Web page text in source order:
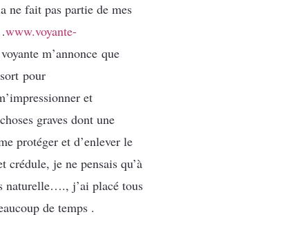
ne fait pas partie de mes
www.voyante-
m’annonce que
pour
et
graves dont une
protéger et d’enlever le
je ne pensais qu’à
naturelle…., j’ai placé tous
de temps .